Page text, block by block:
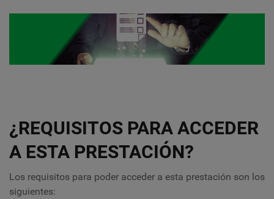
¿REQUISITOS PARA ACCEDER
A ESTA PRESTACIÓN?
Los requisitos para poder acceder a esta prestación son los
siguientes: